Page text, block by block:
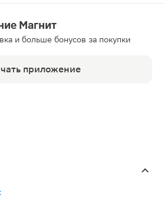
Магнит
и больше бонусов за покупки
приложение